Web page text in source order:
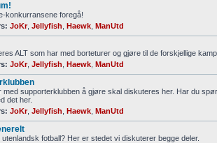
konkurransene foregå!
JoKr, Jellyfish Haewk ManUtd
ALT som har med borteturer og gjøre til de forskjellige
JoKr, Jellyfish Haewk ManUtd
med supporterklubben å gjøre skal diskuteres her. Har du
det her.
JoKr, Jellyfish Haewk ManUtd
fotball? Her er stedet vi diskuterer begge deler.